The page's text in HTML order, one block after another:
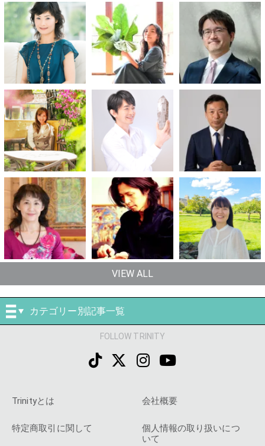
VIEW ALL
カテゴリー別記事一覧
FOLLOW TRINITY
Trinityとは 会社概要
特定商取引に関して
個人情報の取り扱いにつ
いて